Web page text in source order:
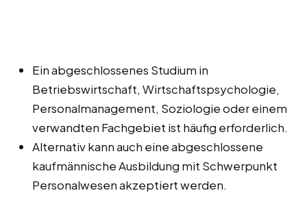
Ein abgeschlossenes Studium in
Betriebswirtschaft, Wirtschaftspsychologie,
Personalmanagement, Soziologie oder einem
verwandten Fachgebiet ist häufig erforderlich.
Alternativ kann auch eine abgeschlossene
kaufmännische Ausbildung mit Schwerpunkt
Personalwesen akzeptiert werden.